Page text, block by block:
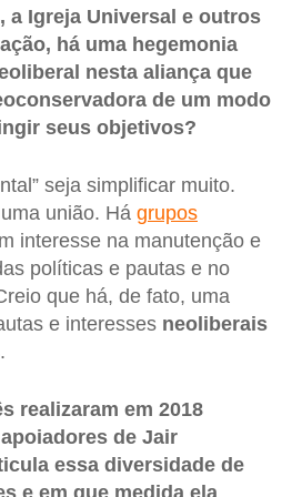
a Igreja Universal e outros
há uma hegemonia
nesta aliança que
de um modo
seus objetivos?
seja simplificar muito.
união. Há grupos
interesse na manutenção e
políticas e pautas e no
que há, de fato, uma
e interesses neoliberais
.
realizaram em 2018
de Jair
essa diversidade de
e em que medida ela